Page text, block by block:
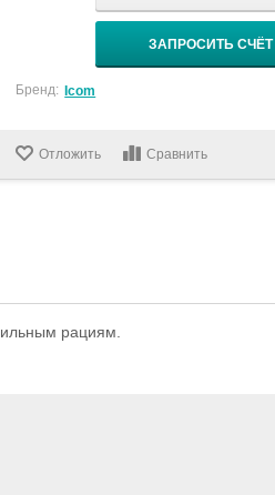
ЗАПРОСИТЬ СЧЁТ
Бренд: Icom
Отложить Сравнить
рациям.